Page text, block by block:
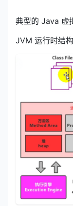
典型的 Java 虚
JVM 运行时结构